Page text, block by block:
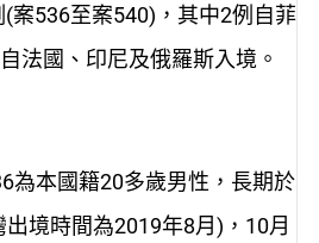
(案536至案540)，其中2例自菲
法國、印尼及俄羅斯入境。
為本國籍20多歲男性，長期於
境時間為2019年8月)，10月